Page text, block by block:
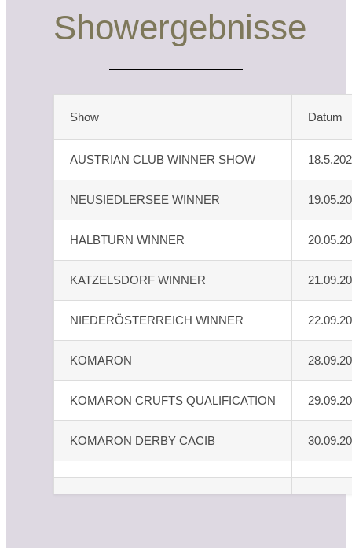
Showergebnisse
Show Datum
AUSTRIAN CLUB WINNER SHOW
NEUSIEDLERSEE WINNER
HALBTURN WINNER
KATZELSDORF WINNER
NIEDERÖSTERREICH WINNER
KOMARON
KOMARON CRUFTS QUALIFICATION
KOMARON DERBY CACIB